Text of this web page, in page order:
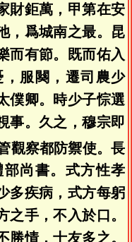
財鉅萬，甲第在安
，爲城南之最。昆
而有節。既而佑入
服闋，遷司農少
僕卿。時少子悰選
事。久之，穆宗即
觀察都防禦使。長
尚書。式方性孝
多疾病，式方每躬
之手，不入於口。
勝情，士友多之。